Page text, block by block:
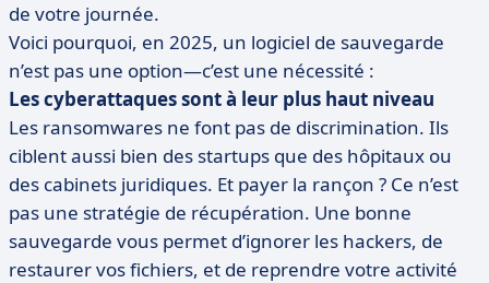
de votre journée.
Voici pourquoi, en 2025, un logiciel de sauvegarde
n’est pas une option—c’est une nécessité :
Les cyberattaques sont à leur plus haut niveau
Les ransomwares ne font pas de discrimination. Ils
ciblent aussi bien des startups que des hôpitaux ou
des cabinets juridiques. Et payer la rançon ? Ce n’est
pas une stratégie de récupération. Une bonne
sauvegarde vous permet d’ignorer les hackers, de
restaurer vos fichiers, et de reprendre votre activité